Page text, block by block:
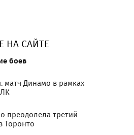
НА САЙТЕ
боев
матч Динамо в рамках
преодолела третий
Торонто